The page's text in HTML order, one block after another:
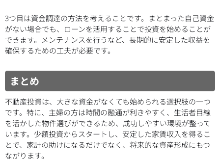
3つ目は資金調達の方法を考えることです。まとまった自己資金
がない場合でも、ローンを活用することで投資を始めることが
できます。メンテナンスを行うなど、長期的に安定した収益を
確保するための工夫が必要です。
まとめ
不動産投資は、大きな資金がなくても始められる選択肢の一つ
です。特に、主婦の方は時間の融通が利きやすく、生活者目線
を活かした物件選びができるため、成功しやすい環境が整って
います。少額投資からスタートし、安定した家賃収入を得るこ
とで、家計の助けになるだけでなく、将来的な資産形成にもつ
ながります。